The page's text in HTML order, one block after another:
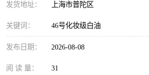
发货地址： 上海市普陀区
关键词： 46号化妆级白油
发布日期： 2026-08-08
阅 读 量： 31